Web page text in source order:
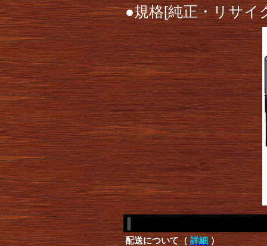
●規格[純正・リサイ
配送について（ 詳細 ）